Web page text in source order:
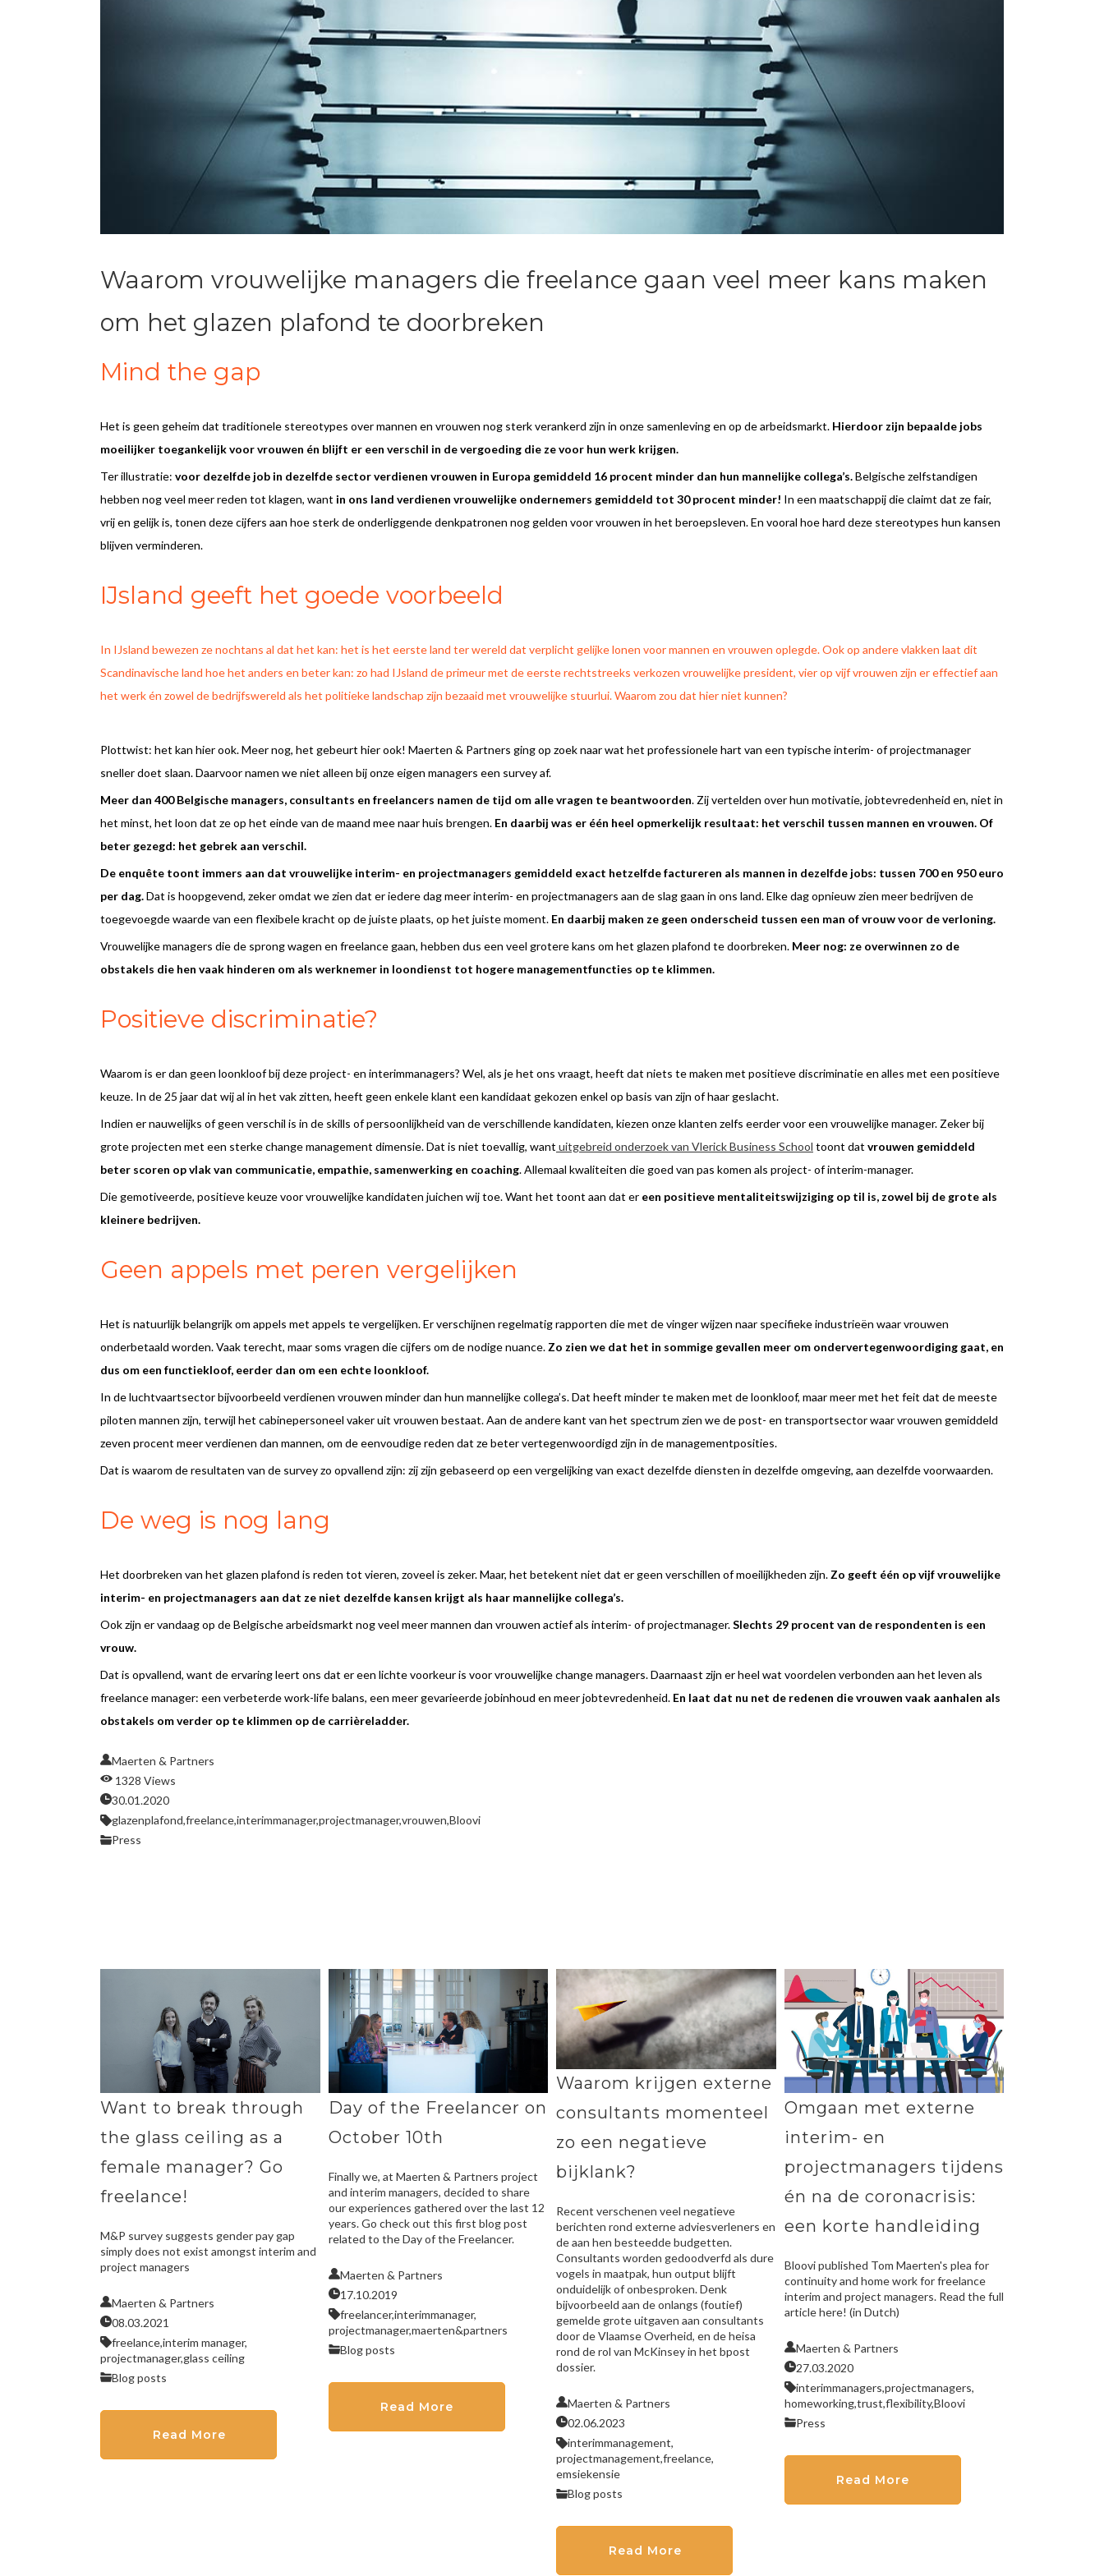
Waarom vrouwelijke managers die freelance gaan veel meer kans maken
om het glazen plafond te doorbreken
Mind the gap
Het is geen geheim dat traditionele stereotypes over mannen en vrouwen nog sterk verankerd zijn in onze samenleving en op de arbeidsmarkt. Hierdoor zijn bepaalde jobs
moeilijker toegankelijk voor vrouwen én blijft er een verschil in de vergoeding die ze voor hun werk krijgen.
Ter illustratie: voor dezelfde job in dezelfde sector verdienen vrouwen in Europa gemiddeld 16 procent minder dan hun mannelijke collega’s.Belgische zelfstandigen
hebben nog veel meer reden tot klagen, want in ons land verdienen vrouwelijke ondernemers gemiddeld tot 30 procent minder! In een maatschappij die claimt dat ze fair,
vrij en gelijk is, tonen deze cijfers aan hoe sterk de onderliggende denkpatronen nog gelden voor vrouwen in het beroepsleven. En vooral hoe hard deze stereotypes hun kansen
blijven verminderen.
IJsland geeft het goede voorbeeld
In IJsland bewezen ze nochtans al dat het kan: het is het eerste land ter wereld dat verplicht gelijke lonen voor mannen en vrouwen oplegde. Ook op andere vlakken laat dit
Scandinavische land hoe het anders en beter kan: zo had IJsland de primeur met de eerste rechtstreeks verkozen vrouwelijke president, vier op vijf vrouwen zijn er effectief aan
het werk én zowel de bedrijfswereld als het politieke landschap zijn bezaaid met vrouwelijke stuurlui. Waarom zou dat hier niet kunnen?
Plottwist: het kan hier ook. Meer nog, het gebeurt hier ook! Maerten & Partners ging op zoek naar wat het professionele hart van een typische interim- of projectmanager
sneller doet slaan. Daarvoor namen we niet alleen bij onze eigen managers een survey af.
Meer dan 400 Belgische managers, consultants en freelancers namen de tijd om alle vragen te beantwoorden. Zij vertelden over hun motivatie, jobtevredenheid en, niet in
het minst, het loon dat ze op het einde van de maand mee naar huis brengen. En daarbij was er één heel opmerkelijk resultaat: het verschil tussen mannen en vrouwen. Of
beter gezegd: het gebrek aan verschil.
De enquête toont immers aan dat vrouwelijke interim- en projectmanagers gemiddeld exact hetzelfde factureren als mannen in dezelfde jobs: tussen 700 en 950 euro
per dag.Dat is hoopgevend, zeker omdat we zien dat er iedere dag meer interim- en projectmanagers aan de slag gaan in ons land. Elke dag opnieuw zien meer bedrijven de
toegevoegde waarde van een flexibele kracht op de juiste plaats, op het juiste moment. En daarbij maken ze geen onderscheid tussen een man of vrouw voor de verloning.
Vrouwelijke managers die de sprong wagen en freelance gaan, hebben dus een veel grotere kans om het glazen plafond te doorbreken. Meer nog: ze overwinnen zo de
obstakels die hen vaak hinderen om als werknemer in loondienst tot hogere managementfuncties op te klimmen.
Positieve discriminatie?
Waarom is er dan geen loonkloof bij deze project- en interimmanagers? Wel, als je het ons vraagt, heeft dat niets te maken met positieve discriminatie en alles met een positieve
keuze. In de 25 jaar dat wij al in het vak zitten, heeft geen enkele klant een kandidaat gekozen enkel op basis van zijn of haar geslacht.
Indien er nauwelijks of geen verschil is in de skills of persoonlijkheid van de verschillende kandidaten, kiezen onze klanten zelfs eerder voor een vrouwelijke manager. Zeker bij
grote projecten met een sterke change management dimensie. Dat is niet toevallig, want uitgebreid onderzoek van Vlerick Business School toont dat vrouwen gemiddeld
beter scoren op vlak van communicatie, empathie, samenwerking en coaching. Allemaal kwaliteiten die goed van pas komen als project- of interim-manager.
Die gemotiveerde, positieve keuze voor vrouwelijke kandidaten juichen wij toe. Want het toont aan dat er een positieve mentaliteitswijziging op til is, zowel bij de grote als
kleinere bedrijven.
Geen appels met peren vergelijken
Het is natuurlijk belangrijk om appels met appels te vergelijken. Er verschijnen regelmatig rapporten die met de vinger wijzen naar specifieke industrieën waar vrouwen
onderbetaald worden. Vaak terecht, maar soms vragen die cijfers om de nodige nuance. Zo zien we dat het in sommige gevallen meer om ondervertegenwoordiging gaat, en
dus om een functiekloof, eerder dan om een echte loonkloof.
In de luchtvaartsector bijvoorbeeld verdienen vrouwen minder dan hun mannelijke collega’s. Dat heeft minder te maken met de loonkloof, maar meer met het feit dat de meeste
piloten mannen zijn, terwijl het cabinepersoneel vaker uit vrouwen bestaat. Aan de andere kant van het spectrum zien we de post- en transportsector waar vrouwen gemiddeld
zeven procent meer verdienen dan mannen, om de eenvoudige reden dat ze beter vertegenwoordigd zijn in de managementposities.
Dat is waarom de resultaten van de survey zo opvallend zijn: zij zijn gebaseerd op een vergelijking van exact dezelfde diensten in dezelfde omgeving, aan dezelfde voorwaarden.
De weg is nog lang
Het doorbreken van het glazen plafond is reden tot vieren, zoveel is zeker. Maar, het betekent niet dat er geen verschillen of moeilijkheden zijn. Zo geeft één op vijf vrouwelijke
interim- en projectmanagers aan dat ze niet dezelfde kansen krijgt als haar mannelijke collega’s.
Ook zijn er vandaag op de Belgische arbeidsmarkt nog veel meer mannen dan vrouwen actief als interim- of projectmanager.Slechts 29 procent van de respondenten is een
vrouw.
Dat is opvallend, want de ervaring leert ons dat er een lichte voorkeur is voor vrouwelijke change managers. Daarnaast zijn er heel wat voordelen verbonden aan het leven als
freelance manager: een verbeterde work-life balans, een meer gevarieerde jobinhoud en meer jobtevredenheid. En laat dat nu net de redenen die vrouwen vaak aanhalen als
obstakels om verder op te klimmen op de carrièreladder.
Maerten & Partners
1328 Views
30.01.2020
glazenplafond,freelance,interimmanager,projectmanager,vrouwen,Bloovi
Press
Want to break through
the glass ceiling as a
female manager? Go
freelance!
M&P survey suggests gender pay gap
simply does not exist amongst interim and
project managers
Maerten & Partners
08.03.2021
freelance,interim manager,
projectmanager,glass ceiling
Blog posts
Read More
Day of the Freelancer on
October 10th
Finally we, at Maerten & Partners project
and interim managers, decided to share
our experiences gathered over the last 12
years. Go check out this first blog post
related to the Day of the Freelancer.
Maerten & Partners
17.10.2019
freelancer,interimmanager,
projectmanager,maerten&partners
Blog posts
Read More
Waarom krijgen externe
consultants momenteel
zo een negatieve
bijklank?
Recent verschenen veel negatieve
berichten rond externe adviesverleners en
de aan hen besteedde budgetten.
Consultants worden gedoodverfd als dure
vogels in maatpak, hun output blijft
onduidelijk of onbesproken. Denk
bijvoorbeeld aan de onlangs (foutief)
gemelde grote uitgaven aan consultants
door de Vlaamse Overheid, en de heisa
rond de rol van McKinsey in het bpost
dossier.
Maerten & Partners
02.06.2023
interimmanagement,
projectmanagement,freelance,
emsiekensie
Blog posts
Read More
Omgaan met externe
interim- en
projectmanagers tijdens
én na de coronacrisis:
een korte handleiding
Bloovi published Tom Maerten's plea for
continuity and home work for freelance
interim and project managers. Read the full
article here! (in Dutch)
Maerten & Partners
27.03.2020
interimmanagers,projectmanagers,
homeworking,trust,flexibility,Bloovi
Press
Read More